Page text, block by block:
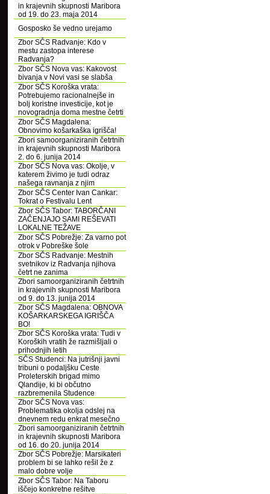
in krajevnih skupnosti Maribora
od 19. do 23. maja 2014
Gosposko še vedno urejamo
Zbor SČS Radvanje: Kdo v
mestu zastopa interese
Radvanja?
Zbor SČS Nova vas: Kakovost
bivanja v Novi vasi se slabša
Zbor SČS Koroška vrata:
Potrebujemo racionalnejše in
bolj koristne investicije, kot je
novogradnja doma mestne četrti
Zbor SČS Magdalena:
Obnovimo košarkaška igrišča!
Zbori samoorganiziranih četrtnih
in krajevnih skupnosti Maribora
2. do 6. junija 2014
Zbor SČS Nova vas: Okolje, v
katerem živimo je tudi odraz
našega ravnanja z njim
Zbor SČS Center Ivan Cankar:
Tokrat o Festivalu Lent
Zbor SČS Tabor: TABORČANI
ZAČENJAJO SAMI REŠEVATI
LOKALNE TEŽAVE
Zbor SČS Pobrežje: Za varno pot
otrok v Pobreške šole
Zbor SČS Radvanje: Mestnih
svetnikov iz Radvanja njihova
četrt ne zanima
Zbori samoorganiziranih četrtnih
in krajevnih skupnosti Maribora
od 9. do 13. junija 2014
Zbor SČS Magdalena: OBNOVA
KOŠARKARSKEGA IGRIŠČA
BO!
Zbor SČS Koroška vrata: Tudi v
Koroških vratih že razmišljali o
prihodnjih letih
SČS Studenci: Na jutrišnji javni
tribuni o podaljšku Ceste
Proleterskih brigad mimo
Qlandije, ki bi občutno
razbremenila Studence
Zbor SČS Nova vas:
Problematika okolja odslej na
dnevnem redu enkrat mesečno
Zbori samoorganiziranih četrtnih
in krajevnih skupnosti Maribora
od 16. do 20. junija 2014
Zbor SČS Pobrežje: Marsikateri
problem bi se lahko rešil že z
malo dobre volje
Zbor SČS Tabor: Na Taboru
iščejo konkretne rešitve